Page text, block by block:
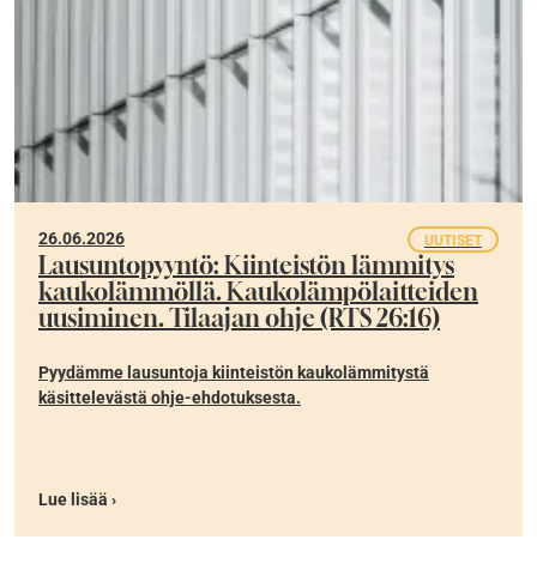
26.06.2026 UUTISET
Lausuntopyyntö: Kiinteistön lämmitys
kaukolämmöllä. Kaukolämpölaitteiden
uusiminen. Tilaajan ohje (RTS 26:16)
Pyydämme lausuntoja kiinteistön kaukolämmitystä
käsittelevästä ohje-ehdotuksesta.
Lue lisää ›